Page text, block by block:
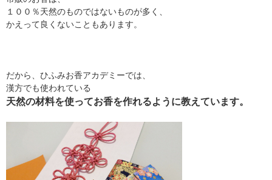
１００％天然のものではないものが多く、
かえって良くないこともあります。
だから、ひふみお香アカデミーでは、
漢方でも使われている
天然の材料を使ってお香を作れるように教えています。